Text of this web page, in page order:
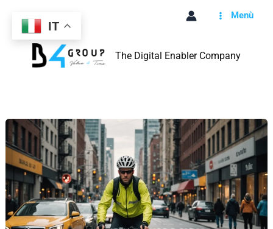
contenuto
Menù
The Digital Enabler Company
IT